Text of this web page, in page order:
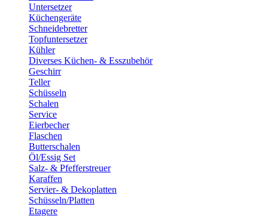
Untersetzer
Küchengeräte
Schneidebretter
Topfuntersetzer
Kühler
Diverses Küchen- & Esszubehör
Geschirr
Teller
Schüsseln
Schalen
Service
Eierbecher
Flaschen
Butterschalen
Öl/Essig Set
Salz- & Pfefferstreuer
Karaffen
Servier- & Dekoplatten
Schüsseln/Platten
Etagere